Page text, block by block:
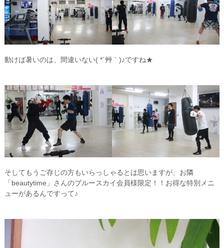
動けば暑いのは、間違いない( *´艸｀)♪ですね★
そしてもうご存じの方もいらっしゃるとは思いますが、お隣
「beautytime」さんのブルースカイ会員様限定！！お得な特別メニ
ューがあるんですって♪